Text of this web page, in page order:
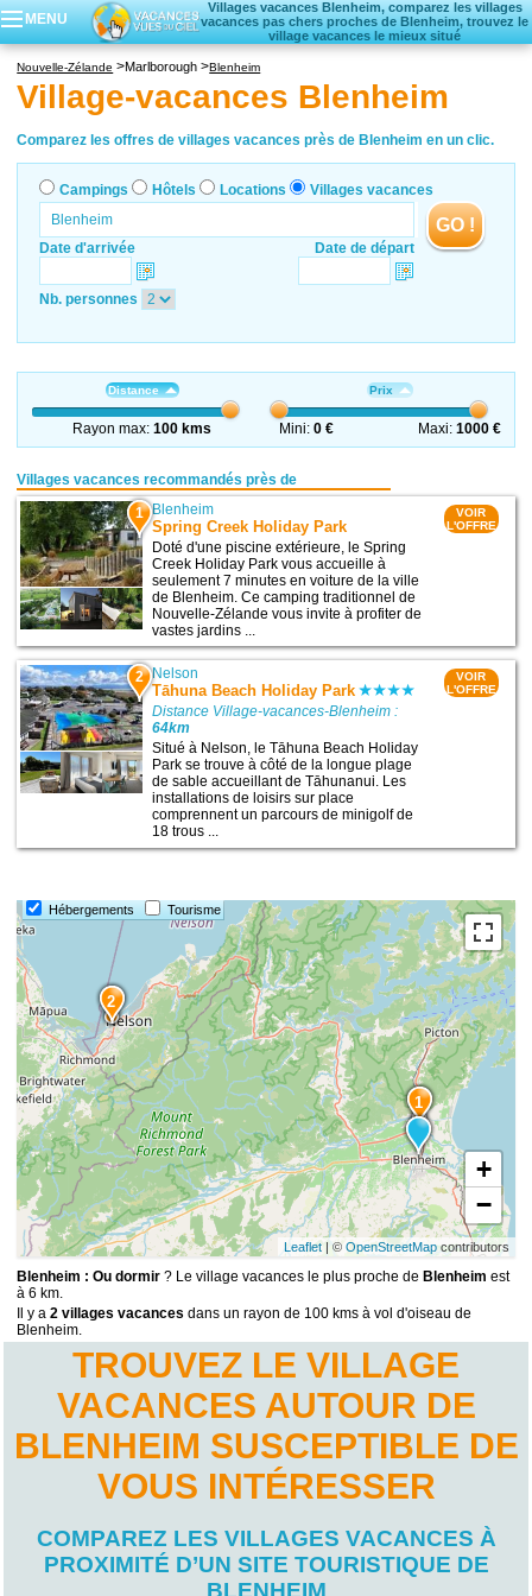
MENU
Villages vacances Blenheim, comparez les villages
vacances pas chers proches de Blenheim, trouvez le
village vacances le mieux situé
Locations vacances
Villages vacances
Nouvelle-Zélande Marlborough Blenheim
Village-vacances Blenheim
Comparez les offres de villages vacances près de Blenheim en un clic.
Campings Hôtels Locations Villages vacances
Date d'arrivée Date de départ
GO !
Nb. personnes
Distance
Rayon max:100 kms
Prix
Mini:0 € Maxi: 1000 €
Villages vacances recommandés près de
1 Blenheim
Spring Creek Holiday Park
Doté d'une piscine extérieure, le Spring
Creek Holiday Park vous accueille à
seulement 7 minutes en voiture de la ville
de Blenheim. Ce camping traditionnel de
Nouvelle-Zélande vous invite à profiter de
vastes jardins ...
VOIR
L'OFFRE
2 Nelson
Tāhuna Beach Holiday Park
Distance Village-vacances-Blenheim :
64km
Situé à Nelson, le Tāhuna Beach Holiday
Park se trouve à côté de la longue plage
de sable accueillant de Tāhunanui. Les
installations de loisirs sur place
comprennent un parcours de minigolf de
18 trous ...
VOIR
L'OFFRE
Hébergements Tourisme
2
1
+
−
Leaflet| © OpenStreetMapcontributors
Blenheim : Ou dormir ? Le village vacances le plus proche deBlenheim est
à 6 km.
Il y a2 villages vacances dans un rayon de 100 kms à vol d'oiseau de
Blenheim.
TROUVEZ LE VILLAGE
VACANCES AUTOUR DE
BLENHEIM SUSCEPTIBLE DE
VOUS INTÉRESSER
COMPAREZ LES VILLAGES VACANCES À
PROXIMITÉ D’UN SITE TOURISTIQUE DE
BLENHEIM